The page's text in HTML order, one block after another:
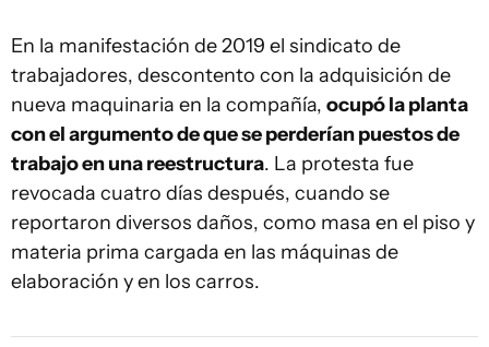
En la manifestación de 2019 el sindicato de
trabajadores, descontento con la adquisición de
nueva maquinaria en la compañía, ocupó la planta
con el argumento de que se perderían puestos de
trabajo en una reestructura. La protesta fue
revocada cuatro días después, cuando se
reportaron diversos daños, como masa en el piso y
materia prima cargada en las máquinas de
elaboración y en los carros.